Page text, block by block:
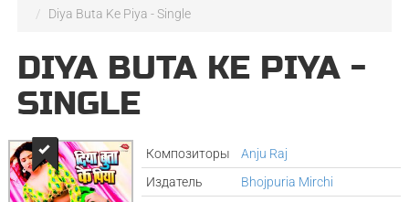
Diya Buta Ke Piya - Single
DIYA BUTA KE PIYA -
SINGLE
Композиторы
Anju Raj
Издатель
Bhojpuria Mirchi